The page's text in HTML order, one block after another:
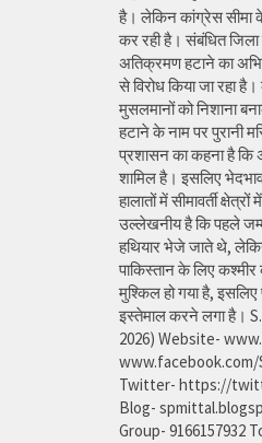
है। लेकिन कांग्रेस सीमा
कर रही है। संबंधित जिला
अतिक्रमण हटाने का
से विरोध किया जा रहा
मुसलमानों को निशाना
हटाने के नाम पर पुरानी
प्रशासन का कहना है कि
शामिल है। इसलिए
हालातों में सीमावर्ती
उल्लेखनीय है कि पहले
हथियार भेजे जाते थे,
पाकिस्तान के लिए
मुश्किल हो गया है,
इस्तेमाल करने लगा है।
2026) Website-
Twitter- https://
Blog-
Group- 9166157932